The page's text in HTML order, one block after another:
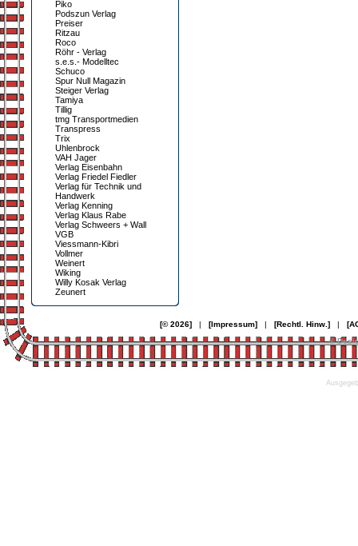
Piko
Podszun Verlag
Preiser
Ritzau
Roco
Röhr - Verlag
s.e.s.- Modelltec
Schuco
Spur Null Magazin
Steiger Verlag
Tamiya
Tillig
tmg Transportmedien
Transpress
Trix
Uhlenbrock
VAH Jager
Verlag Eisenbahn
Verlag Friedel Fiedler
Verlag für Technik und
Handwerk
Verlag Kenning
Verlag Klaus Rabe
Verlag Schweers + Wall
VGB
Viessmann-Kibri
Vollmer
Weinert
Wiking
Willy Kosak Verlag
Zeunert
[© 2026]| [Impressum]| [Rechtl. Hinw.]|
©